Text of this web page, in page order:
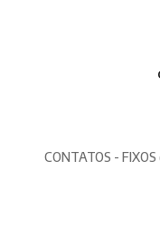
CONTATOS -